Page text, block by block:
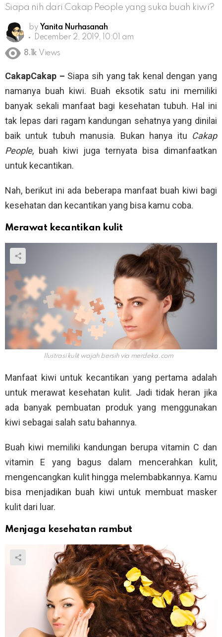
Siapa nih dari Cakap People yang suka buah kiwi?
by Yanita Nurhasanah
December 2, 2019, 10:01 am
8.1k Views
CakapCakap – Siapa sih yang tak kenal dengan yang
namanya buah kiwi. Buah eksotik satu ini memiliki
banyak sekali manfaat bagi kesehatan tubuh. Hal ini
tak lepas dari ragam kandungan sehatnya yang dinilai
baik untuk tubuh manusia. Bukan hanya itu Cakap
People, buah kiwi juga ternyata bisa dimanfaatkan
untuk kecantikan.
Nah, berikut ini ada beberapa manfaat buah kiwi bagi
kesehatan dan kecantikan yang bisa kamu coba.
Merawat kecantikan kulit
Ilustrasi kulit wajah bersih via merdeka.com
Manfaat kiwi untuk kecantikan yang pertama adalah
untuk merawat kesehatan kulit. Jadi tidak heran jika
ada banyak pembuatan produk yang menggunakan
kiwi sebagai salah satu bahannya.
Buah kiwi memiliki kandungan berupa vitamin C dan
vitamin E yang bagus dalam mencerahkan kulit,
mengencangkan kulit hingga melembabkannya. Kamu
bisa menjadikan buah kiwi untuk membuat masker
kulit dari luar.
Menjaga kesehatan rambut